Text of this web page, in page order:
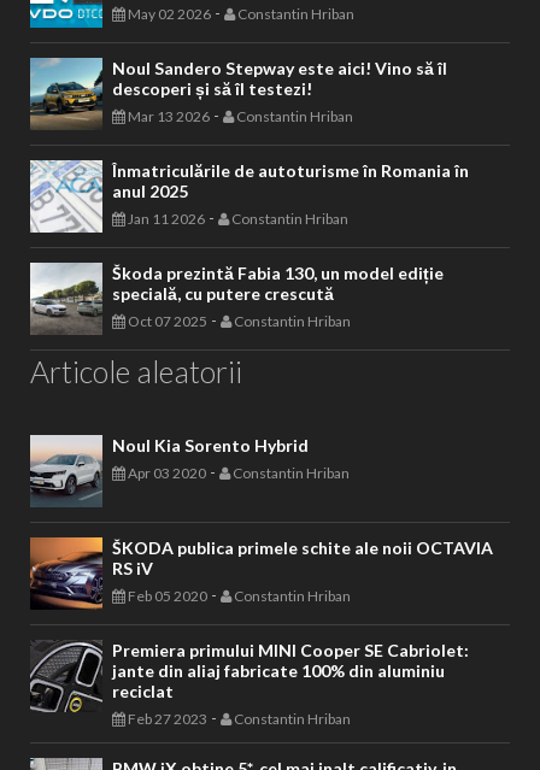
May 02 2026 - Constantin Hriban
Noul Sandero Stepway este aici! Vino să îl
descoperi și să îl testezi!
Mar 13 2026 - Constantin Hriban
Înmatriculările de autoturisme în Romania în
anul 2025
Jan 11 2026 - Constantin Hriban
Škoda prezintă Fabia 130, un model ediție
specială, cu putere crescută
Oct 07 2025 - Constantin Hriban
Articole aleatorii
Noul Kia Sorento Hybrid
Apr 03 2020 - Constantin Hriban
ŠKODA publica primele schite ale noii OCTAVIA
RS iV
Feb 05 2020 - Constantin Hriban
Premiera primului MINI Cooper SE Cabriolet:
jante din aliaj fabricate 100% din aluminiu
reciclat
Feb 27 2023 - Constantin Hriban